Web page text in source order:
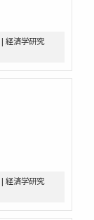
経済学研究
経済学研究